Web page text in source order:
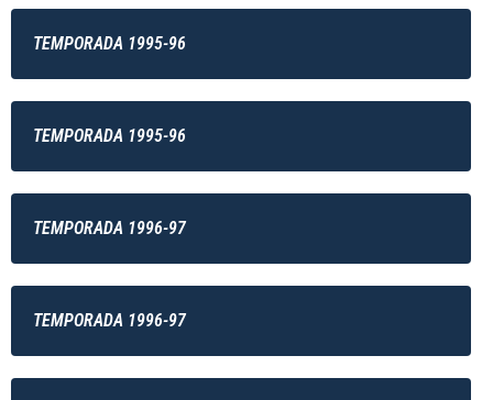
TEMPORADA 1995-96
TEMPORADA 1995-96
TEMPORADA 1996-97
TEMPORADA 1996-97